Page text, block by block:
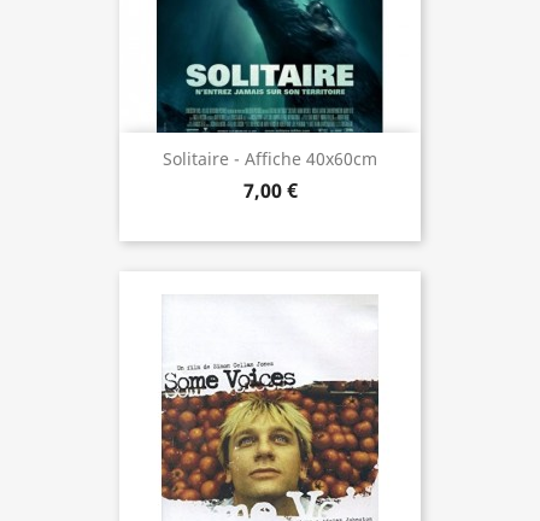
Solitaire - Affiche 40x60cm
7,00 €